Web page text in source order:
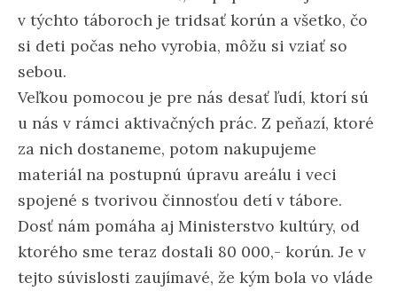
v týchto táboroch je tridsať korún a všetko, čo
si deti počas neho vyrobia, môžu si vziať so
sebou.
Veľkou pomocou je pre nás desať ľudí, ktorí sú
u nás v rámci aktivačných prác. Z peňazí, ktoré
za nich dostaneme, potom nakupujeme
materiál na postupnú úpravu areálu i veci
spojené s tvorivou činnosťou detí v tábore.
Dosť nám pomáha aj Ministerstvo kultúry, od
ktorého sme teraz dostali 80 000,- korún. Je v
tejto súvislosti zaujímavé, že kým bola vo vláde